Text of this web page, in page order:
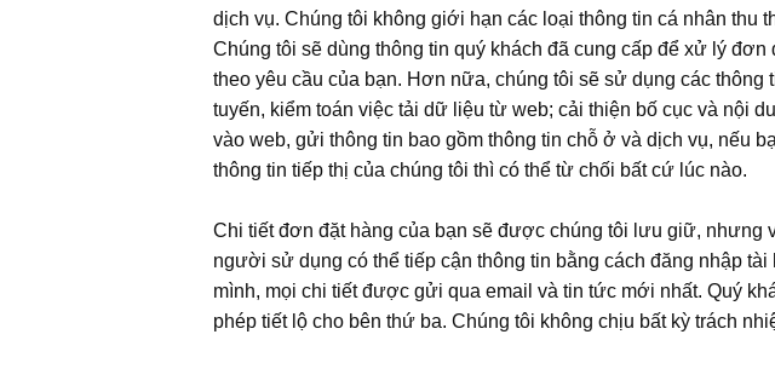
dịch vụ. Chúng tôi không giới hạn các loại thông tin cá nhân thu
Chúng tôi sẽ dùng thông tin quý khách đã cung cấp để xử lý
theo yêu cầu của bạn. Hơn nữa, chúng tôi sẽ sử dụng các
tuyến, kiểm toán việc tải dữ liệu từ web; cải thiện bố cục và nội
vào web, gửi thông tin bao gồm thông tin chỗ ở và dịch vụ, nếu
thông tin tiếp thị của chúng tôi thì có thể từ chối bất cứ lúc nào.
Chi tiết đơn đặt hàng của bạn sẽ được chúng tôi lưu giữ, nhưng
người sử dụng có thể tiếp cận thông tin bằng cách đăng nhập
mình, mọi chi tiết được gửi qua email và tin tức mới nhất. Quý
phép tiết lộ cho bên thứ ba. Chúng tôi không chịu bất kỳ trách